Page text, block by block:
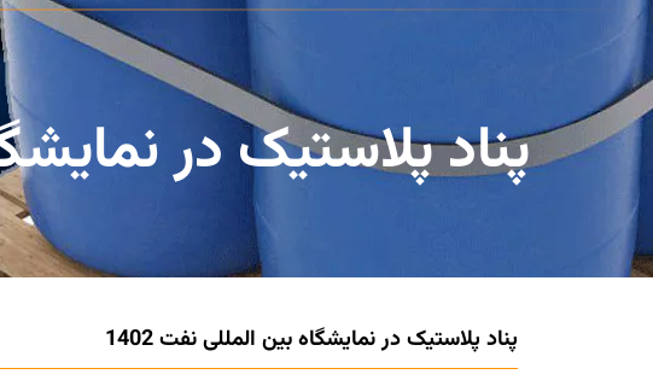
پناد پلاستیک در
پناد پلاستیک در نمایشگاه بین المللی نفت 1402